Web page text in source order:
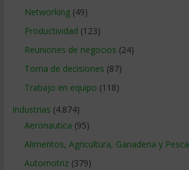
Networking(49)
Productividad (123)
Reuniones de negocios (24)
Toma de decisiones (87)
Trabajo en equipo (118)
Industrias (4.874)
Aeronautica (95)
Alimentos, Agricultura, Ganaderia y Pesca
Automotriz(379)